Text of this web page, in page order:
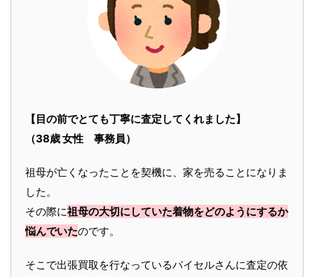
【目の前でとても丁寧に査定してくれました】
（38歳 女性 事務員）
祖母が亡くなったことを契機に、家を売ることになりま
した。
その際に祖母の大切にしていた着物をどのようにするか
悩んでいたのです。
そこで出張買取を行なっているバイセルさんに査定の依